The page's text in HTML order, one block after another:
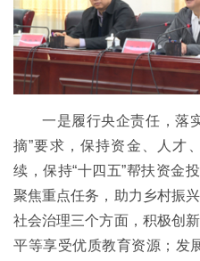
一是履行央企责任，落
摘”要求，保持资金、人才
续，保持“十四五”帮扶资金
聚焦重点任务，助力乡村振
社会治理三个方面，积极创
平等享受优质教育资源；发